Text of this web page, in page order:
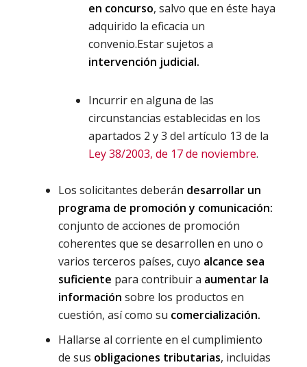
en concurso, salvo que en éste haya
adquirido la eficacia un
convenio.Estar sujetos a
intervención judicial.
Incurrir en alguna de las
circunstancias establecidas en los
apartados 2 y 3 del artículo 13 de la
Ley 38/2003, de 17 de noviembre.
Los solicitantes deberán desarrollar un
programa de promoción y comunicación:
conjunto de acciones de promoción
coherentes que se desarrollen en uno o
varios terceros países, cuyo alcance sea
suficiente para contribuir a aumentar la
información sobre los productos en
cuestión, así como su comercialización.
Hallarse al corriente en el cumplimiento
de sus obligaciones tributarias, incluidas